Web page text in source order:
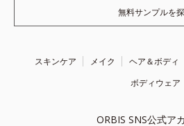
無料サンプルを
スキンケア メイク ヘア＆ボディ
ボディウェア
ORBIS SNS公式ア